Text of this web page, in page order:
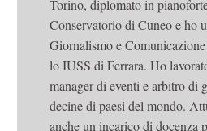
Torino, diplomato in
Conservatorio di Cuneo e ho
Giornalismo e
lo IUSS di Ferrara. Ho
manager di eventi e arbitro di
decine di paesi del mondo.
anche un incarico di docenza